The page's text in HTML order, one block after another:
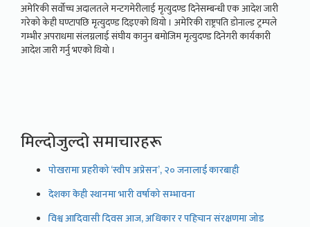
अमेरिकी सर्वोच्च अदालतले मन्टगमेरीलाई मृत्युदण्ड दिनेसम्बन्धी एक आदेश जारी
गरेको केही घण्टापछि मृत्युदण्ड दिइएको थियो । अमेरिकी राष्ट्रपति डोनाल्ड ट्रम्पले
गम्भीर अपराधमा संलग्नलाई संघीय कानुन बमोजिम मृत्युदण्ड दिनेगरी कार्यकारी
आदेश जारी गर्नु भएको थियो ।
मिल्दोजुल्दो समाचारहरू
पोखरामा प्रहरीको ‘स्वीप अप्रेसन’, २० जनालाई कारबाही
देशका केही स्थानमा भारी वर्षाको सम्भावना
विश्व आदिवासी दिवस आज, अधिकार र पहिचान संरक्षणमा जोड